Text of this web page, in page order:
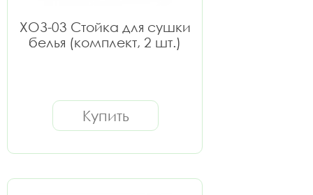
ХОЗ-03 Стойка для сушки
белья (комплект, 2 шт.)
Купить